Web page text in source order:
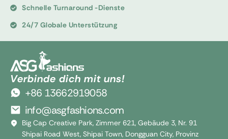
Schnelle Turnaround -Dienste
24/7 Globale Unterstützung
Verbinde dich mit uns!
+86 13662919058
info@asgfashions.com
Big Cap Creative Park, Zimmer 621, Gebäude 3, Nr. 91
Shipai Road West, Shipai Town, Dongguan City, Provinz